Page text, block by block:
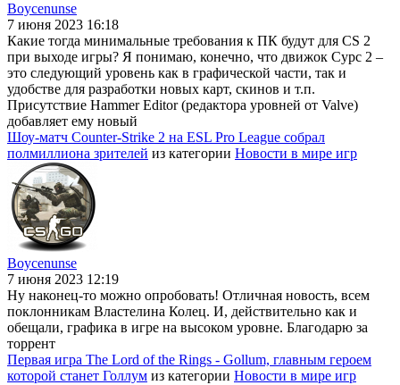
Boycenunse
7 июня 2023 16:18
Какие тогда минимальные требования к ПК будут для CS 2
при выходе игры? Я понимаю, конечно, что движок Сурс 2 –
это следующий уровень как в графической части, так и
удобстве для разработки новых карт, скинов и т.п.
Присутствие Hammer Editor (редактора уровней от Valve)
добавляет ему новый
Шоу-матч Counter-Strike 2 на ESL Pro League собрал
полмиллиона зрителей из категории Новости в мире игр
Boycenunse
7 июня 2023 12:19
Ну наконец-то можно опробовать! Отличная новость, всем
поклонникам Властелина Колец. И, действительно как и
обещали, графика в игре на высоком уровне. Благодарю за
торрент
Первая игра The Lord of the Rings - Gollum, главным героем
которой станет Голлум из категории Новости в мире игр